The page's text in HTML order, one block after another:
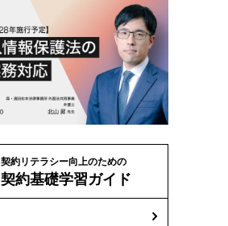
契約リテラシー向上のための
契約基礎学習ガイド